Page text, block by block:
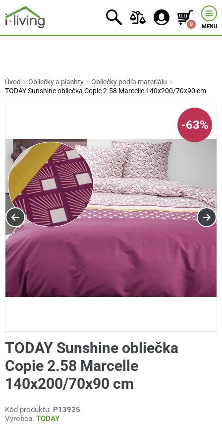
0 MENU
Úvod Obliečky a plachty
Obliečky podľa materiálu
TODAY Sunshine obliečka Copie 2.58 Marcelle 140x200/70x90 cm
-63%
TODAY Sunshine obliečka
Copie 2.58 Marcelle
140x200/70x90 cm
Kód produktu: P13925
Výrobca: TODAY